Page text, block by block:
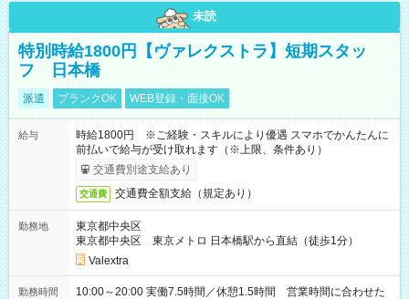
未読
特別時給1800円【ヴァレクストラ】短期スタッ
フ 日本橋
派遣 ブランクOK WEB登録・面接OK
給与
時給1800円 ※ご経験・スキルにより優遇 スマホでかんたんに
前払いで給与が受け取れます（※上限、条件あり）
交通費別途支給あり
交通費 交通費全額支給（規定あり）
勤務地
東京都中央区
東京都中央区 東京メトロ 日本橋駅から直結（徒歩1分）
Valextra
勤務時間
10:00～20:00 実働7.5時間／休憩1.5時間 営業時間に合わせた